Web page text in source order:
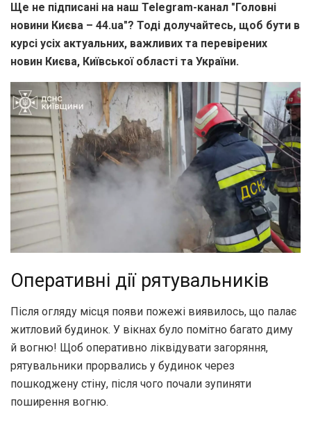
Ще не підписані на наш Telegram-канал "Головні
новини Києва – 44.ua"? Тоді долучайтесь, щоб бути в
курсі усіх актуальних, важливих та перевірених
новин Києва, Київської області та України.
Оперативні дії рятувальників
Після огляду місця появи пожежі виявилось, що палає
житловий будинок. У вікнах було помітно багато диму
й вогню! Щоб оперативно ліквідувати загоряння,
рятувальники прорвались у будинок через
пошкоджену стіну, після чого почали зупиняти
поширення вогню.